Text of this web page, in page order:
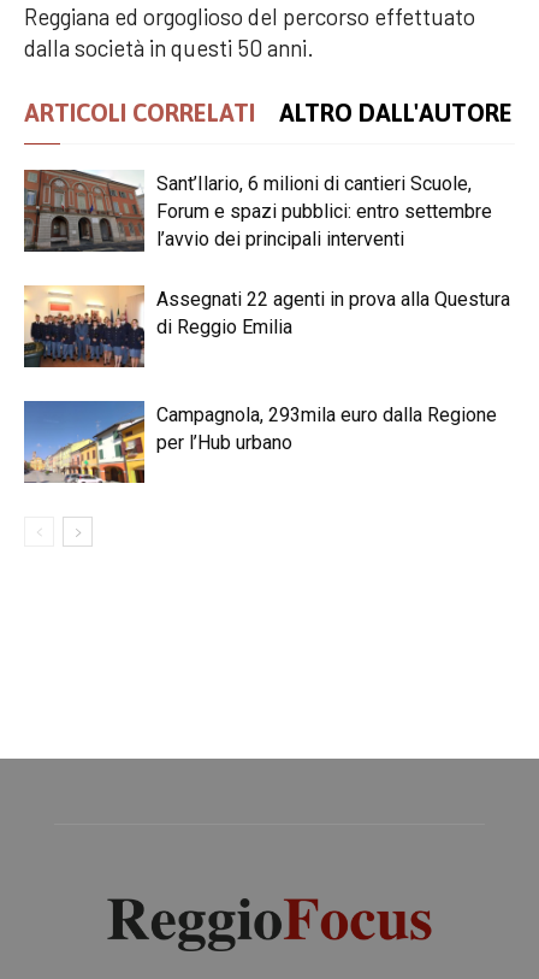
Reggiana ed orgoglioso del percorso effettuato
dalla società in questi 50 anni.
ARTICOLI CORRELATI ALTRO DALL'AUTORE
Sant’Ilario, 6 milioni di cantieri Scuole,
Forum e spazi pubblici: entro settembre
l’avvio dei principali interventi
Assegnati 22 agenti in prova alla Questura
di Reggio Emilia
Campagnola, 293mila euro dalla Regione
per l’Hub urbano